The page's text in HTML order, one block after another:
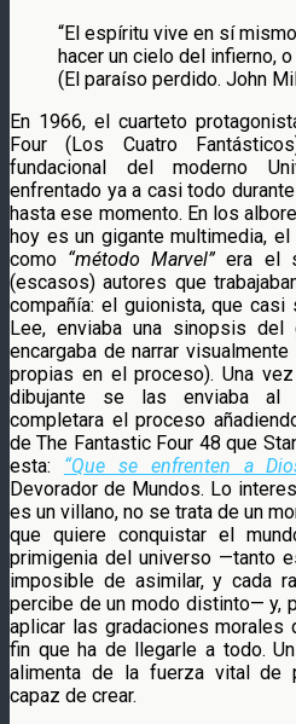
“El espíritu vive en sí
hacer un cielo del infierno,
(El paraíso perdido. John
En 1966, el cuarteto
Four (Los Cuatro
fundacional del moderno
enfrentado ya a casi todo
hasta ese momento. En los
hoy es un gigante multimedia,
como “método Marvel”era el
(escasos) autores que
compañía: el guionista, que
Lee, enviaba una sinopsis
encargaba de narrar
propias en el proceso). Una
dibujante se las enviaba al
completara el proceso
de The Fantastic Four 48 que
esta: “Que se enfrenten a
Devorador de Mundos. Lo
es un villano, no se trata de un
que quiere conquistar el
primigenia del universo —tanto
imposible de asimilar, y cada
percibe de un modo distinto— y,
aplicar las gradaciones morales
fin que ha de llegarle a todo.
alimenta de la fuerza vital de
capaz de crear.